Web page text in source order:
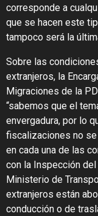
corresponde a
que se hacen este
tampoco será la
Sobre las
extranjeros, la
Migraciones de la
“sabemos que el
envergadura, por lo
fiscalizaciones no
en cada una de las
con la Inspección del
Ministerio de
extranjeros están
conducción o de